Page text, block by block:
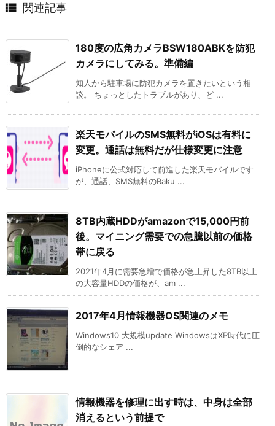
 関連記事
180度の広角カメラBSW180ABKを防犯
カメラにしてみる。準備編
知人から駐車場に防犯カメラを置きたいという相
談。 ちょっとしたトラブルがあり、ど ...
楽天モバイルのSMS無料がiOSは有料に
変更。通話は無料だが仕様変更に注意
iPhoneに公式対応して前進した楽天モバイルです
が、通話、SMS無料のRaku ...
8TB内蔵HDDがamazonで15,000円前
後。マイニング需要での急騰以前の価格
帯に戻る
2021年4月に需要急増で価格が急上昇した8TB以上
の大容量HDDの価格が、am ...
2017年4月情報機器OS関連のメモ
Windows10 大規模update WindowsはXP時代に圧
倒的なシェア ...
情報機器を修理に出す時は、中身は全部
消えるという前提で